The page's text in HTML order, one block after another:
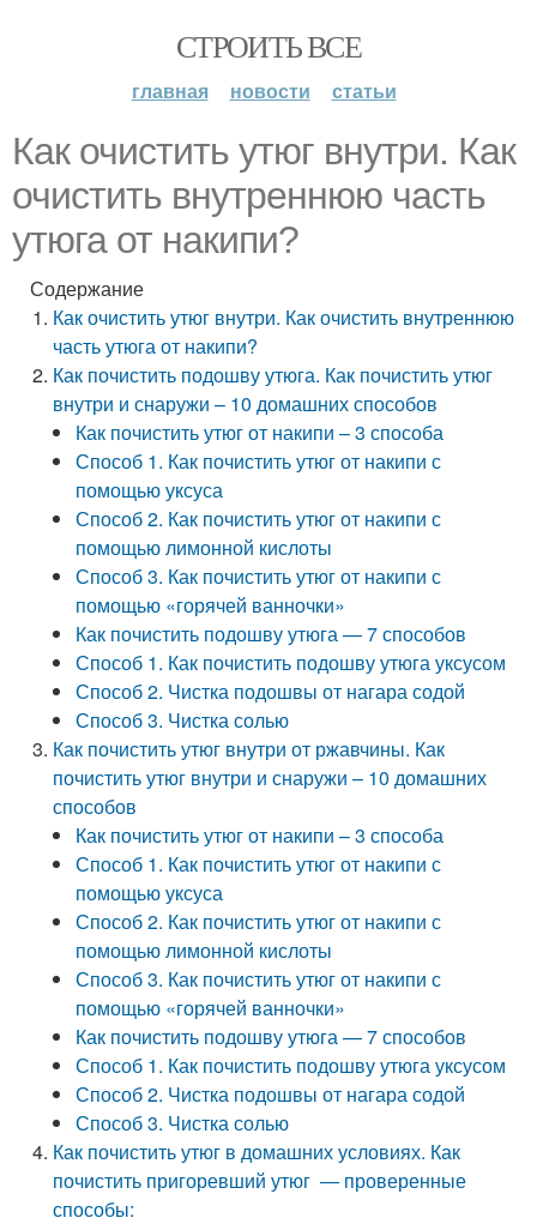
СТРОИТЬ ВСЕ
главная новости статьи
Как очистить утюг внутри. Как
очистить внутреннюю часть
утюга от накипи?
Содержание
Как очистить утюг внутри. Как очистить внутреннюю
часть утюга от накипи?
Как почистить подошву утюга. Как почистить утюг
внутри и снаружи – 10 домашних способов
Как почистить утюг от накипи – 3 способа
Способ 1. Как почистить утюг от накипи с
помощью уксуса
Способ 2. Как почистить утюг от накипи с
помощью лимонной кислоты
Способ 3. Как почистить утюг от накипи с
помощью «горячей ванночки»
Как почистить подошву утюга — 7 способов
Способ 1. Как почистить подошву утюга уксусом
Способ 2. Чистка подошвы от нагара содой
Способ 3. Чистка солью
Как почистить утюг внутри от ржавчины. Как
почистить утюг внутри и снаружи – 10 домашних
способов
Как почистить утюг от накипи – 3 способа
Способ 1. Как почистить утюг от накипи с
помощью уксуса
Способ 2. Как почистить утюг от накипи с
помощью лимонной кислоты
Способ 3. Как почистить утюг от накипи с
помощью «горячей ванночки»
Как почистить подошву утюга — 7 способов
Способ 1. Как почистить подошву утюга уксусом
Способ 2. Чистка подошвы от нагара содой
Способ 3. Чистка солью
Как почистить утюг в домашних условиях. Как
почистить пригоревший утюг — проверенные
способы: